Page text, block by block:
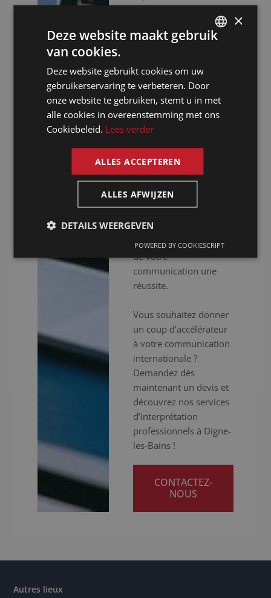
efficacité, nous vous
assurons une approche
professionnelle. Nous
de vous fournir des
interprètes
expérimentés, nous
mettons aussi à votre
disposition un
que votre événement se
déroule sans accrocs.
Que vous organisiez
hybrides ou en
présentiel, nous faisons
de votre
communication une
réussite.
Vous souhaitez donner
un coup d’accélérateur
à votre communication
internationale ?
Demandez dès
maintenant un devis et
découvrez nos services
d’interprétation
professionnels à Digne-
les-Bains !
CONTACTEZ-
NOUS
Autres lieux
FRENCH
×
Deze website maakt gebruik
van cookies.
Deze website gebruikt cookies om uw
gebruikerservaring te verbeteren. Door
onze website te gebruiken, stemt u in met
alle cookies in overeenstemming met ons
Cookiebeleid. Lees verder
ALLES ACCEPTEREN
ALLES AFWIJZEN
DETAILS WEERGEVEN
POWERED BY COOKIESCRIPT